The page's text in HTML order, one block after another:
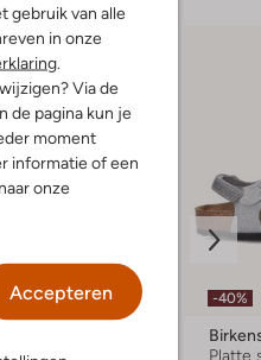
gebruik van alle
in onze
Via de
de pagina kun je
moment
informatie of een
onze
Accepteren
sandalen
-40%
Platte